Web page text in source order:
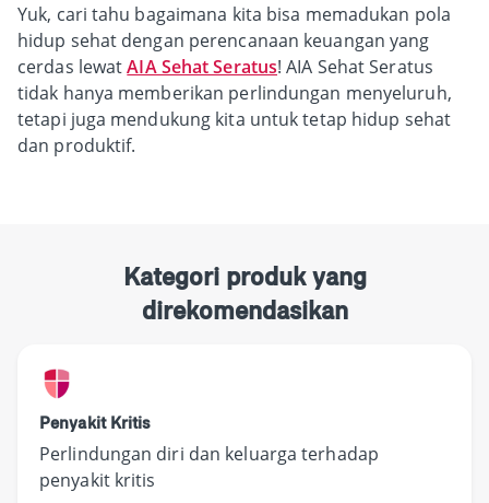
Yuk, cari tahu bagaimana kita bisa memadukan pola
hidup sehat dengan perencanaan keuangan yang
cerdas lewatAIA Sehat Seratus! AIA Sehat Seratus
tidak hanya memberikan perlindungan menyeluruh,
tetapi juga mendukung kita untuk tetap hidup sehat
dan produktif.
Kategori produk yang
direkomendasikan
Penyakit Kritis
Perlindungan diri dan keluarga terhadap
penyakit kritis